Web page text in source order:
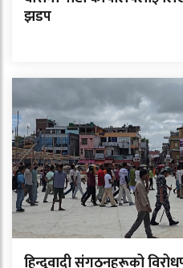
झडप
हिन्दुवादी संगठनहरूको